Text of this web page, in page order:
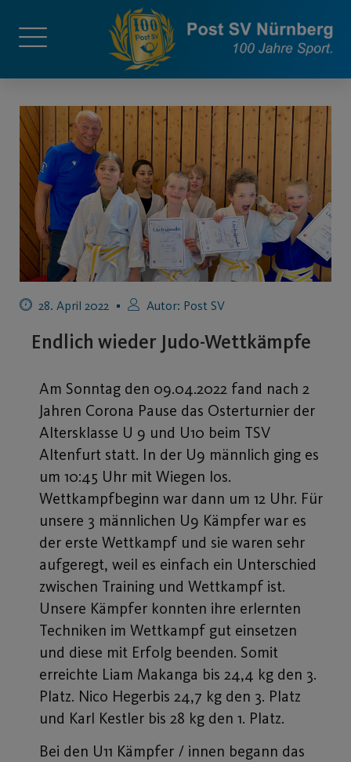
28. April 2022 Autor: Post SV
Endlich wieder Judo-Wettkämpfe
Am Sonntag den 09.04.2022 fand nach 2
Jahren Corona Pause das Osterturnier der
Altersklasse U 9 und U10 beim TSV
Altenfurt statt. In der U9 männlich ging es
um 10:45 Uhr mit Wiegen los.
Wettkampfbeginn war dann um 12 Uhr. Für
unsere 3 männlichen U9 Kämpfer war es
der erste Wettkampf und sie waren sehr
aufgeregt, weil es einfach ein Unterschied
zwischen Training und Wettkampf ist.
Unsere Kämpfer konnten ihre erlernten
Techniken im Wettkampf gut einsetzen
und diese mit Erfolg beenden. Somit
erreichte Liam Makanga bis 24,4 kg den 3.
Platz. Nico Hegerbis 24,7 kg den 3. Platz
und Karl Kestler bis 28 kg den 1. Platz.
Bei den U11 Kämpfer / innen begann das